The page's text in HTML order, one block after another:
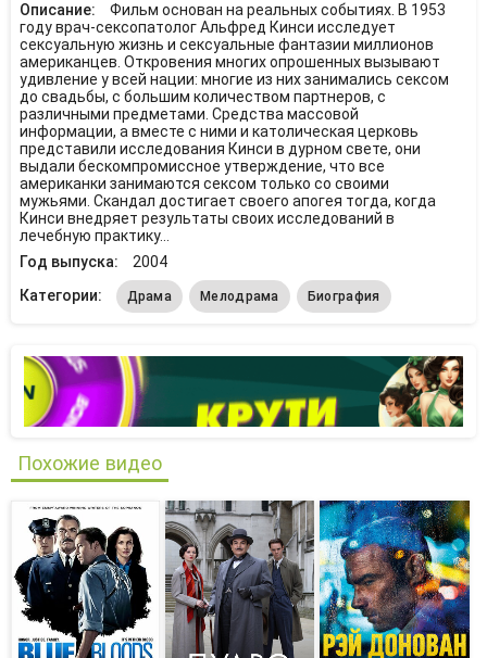
Описание:
Фильм основан на реальных событиях. В 1953
году врач-сексопатолог Альфред Кинси исследует
сексуальную жизнь и сексуальные фантазии миллионов
американцев. Откровения многих опрошенных вызывают
удивление у всей нации: многие из них занимались сексом
до свадьбы, с большим количеством партнеров, с
различными предметами. Средства массовой
информации, а вместе с ними и католическая церковь
представили исследования Кинси в дурном свете, они
выдали бескомпромиссное утверждение, что все
американки занимаются сексом только со своими
мужьями. Скандал достигает своего апогея тогда, когда
Кинси внедряет результаты своих исследований в
лечебную практику…
Год выпуска:
2004
Категории:
Драма Мелодрама Биография
Похожие видео